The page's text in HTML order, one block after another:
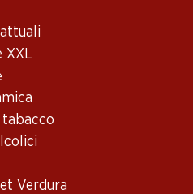
XXL
tabacco
Verdura
champagne
Margaux AOC 2007 75